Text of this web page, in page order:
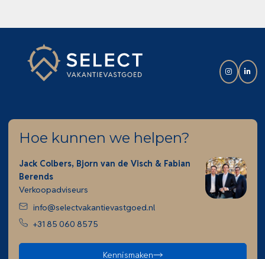
Hoe kunnen we helpen?
Jack Colbers, Bjorn van de Visch & Fabian
Berends
Verkoopadviseurs
info@selectvakantievastgoed.nl
+31 85 060 8575
Kennismaken